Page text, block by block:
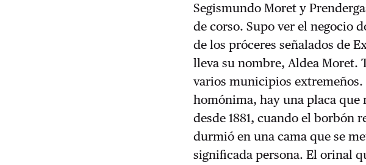
Segismundo Moret y
de corso. Supo ver el negocio
de los próceres señalados de
lleva su nombre, Aldea Moret.
varios municipios extremeños.
homónima, hay una placa que
desde 1881, cuando el borbón
durmió en una cama que se
significada persona. El orinal